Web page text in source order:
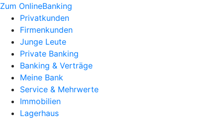
Zum OnlineBanking
Privatkunden
Firmenkunden
Junge Leute
Private Banking
Banking & Verträge
Meine Bank
Service & Mehrwerte
Immobilien
Lagerhaus